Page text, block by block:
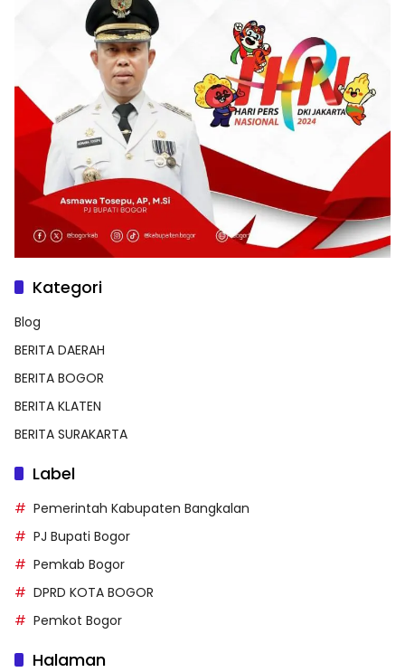
Kategori
Blog
BERITA DAERAH
BERITA BOGOR
BERITA KLATEN
BERITA SURAKARTA
Label
Pemerintah Kabupaten Bangkalan
PJ Bupati Bogor
Pemkab Bogor
DPRD KOTA BOGOR
Pemkot Bogor
Halaman